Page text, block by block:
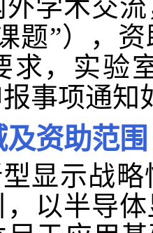
学术交
题”），
求，实验
事项通知
资助范围
显示战
以半导